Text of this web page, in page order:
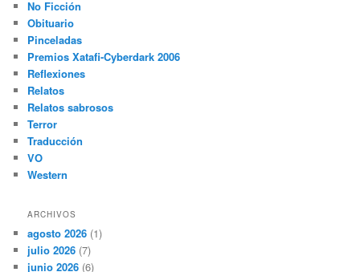
No Ficción
Obituario
Pinceladas
Premios Xatafi-Cyberdark 2006
Reflexiones
Relatos
Relatos sabrosos
Terror
Traducción
VO
Western
ARCHIVOS
agosto 2026 (1)
julio 2026 (7)
junio 2026 (6)